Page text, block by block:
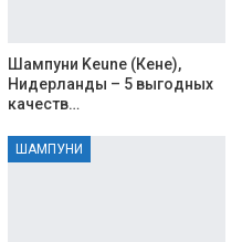
Шампуни Keune (Кене),
Нидерланды – 5 выгодных
качеств…
ШАМПУНИ